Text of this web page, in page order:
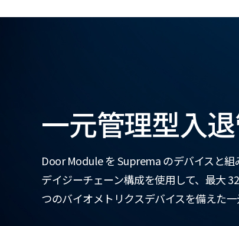
一元管理型入
Door Module を Suprema のデバイスと組
デイジーチェーン構成を使用して、最大
つのバイオメトリクスデバイスを備えた